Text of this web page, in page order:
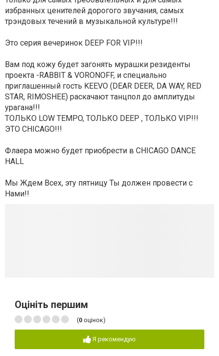
избранных ценителей дорогого звучания, самых
трэндовых течений в музыкальной культуре!!!
Это серия вечеринок DEEP FOR VIP!!!
Вам под кожу будет загонять мурашки резиденты
проекта -RABBIT & VORONOFF, и специально
приглашенный гость KEEVO (DEAR DEER, DA WAY, RED
STAR, RIMOSHEE) раскачают танцпол до амплитуды
урагана!!!
ТОЛЬКО LOW TEMPO, ТОЛЬКО DEEP , ТОЛЬКО VIP!!!
ЭТО CHICAGO!!!
Флаера можно будет приобрести в CHICAGO DANCE
HALL
Мы Ждем Всех, эту пятницу Ты должен провести с
Нами!!
Оцініть першим
(0 оцінок)
Я рекомендую